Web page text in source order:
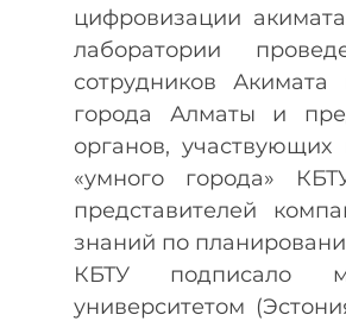
цифровизации
лаборатории
сотрудников Акимата
города Алматы и
органов,
«умного города»
представителей
знаний по
КБТУ подписало
университетом